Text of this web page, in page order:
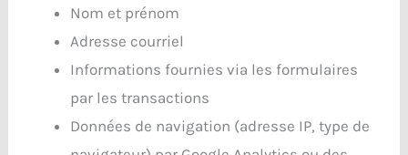
Nom et prénom
Adresse courriel
Informations fournies via les formulaires
par les transactions
Données de navigation (adresse IP, type de